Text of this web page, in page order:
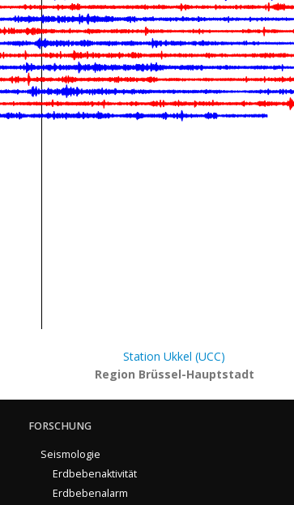
Station Ukkel (UCC)
Region Brüssel-Hauptstadt
FORSCHUNG
Seismologie
Erdbebenaktivität
Erdbebenalarm